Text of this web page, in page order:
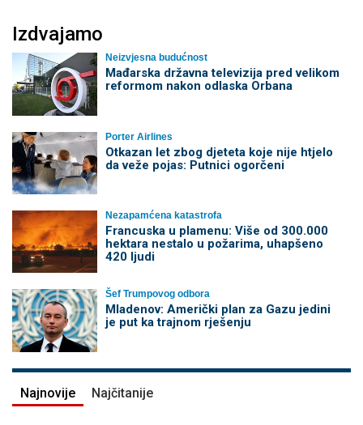
Izdvajamo
Neizvjesna budućnost
Mađarska državna televizija pred velikom
reformom nakon odlaska Orbana
Porter Airlines
Otkazan let zbog djeteta koje nije htjelo
da veže pojas: Putnici ogorčeni
Nezapamćena katastrofa
Francuska u plamenu: Više od 300.000
hektara nestalo u požarima, uhapšeno
420 ljudi
Šef Trumpovog odbora
Mladenov: Američki plan za Gazu jedini
je put ka trajnom rješenju
Najnovije Najčitanije